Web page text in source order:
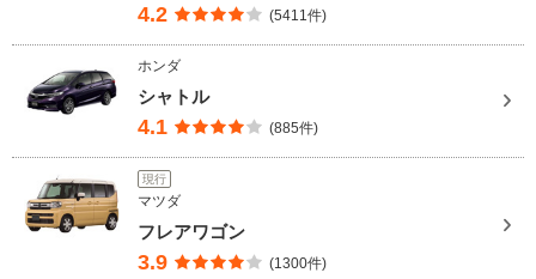
4.2 (5411件)
ホンダ
シャトル
4.1 (885件)
現行
マツダ
フレアワゴン
3.9 (1300件)